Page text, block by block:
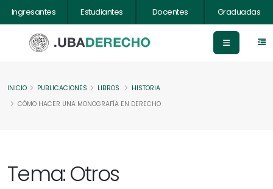
Ingresantes Estudiantes Docentes Graduadas
INICIO PUBLICACIONES LIBROS
HISTORIA
CÓMO HACER UNA MONOGRAFÍA EN DERECHO
Tema: Otros